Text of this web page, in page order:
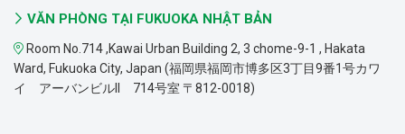
VĂN PHÒNG TẠI FUKUOKA NHẬT BẢN
Room No.714 ,Kawai Urban Building 2, 3 chome-9-1 , Hakata
Ward, Fukuoka City, Japan (福岡県福岡市博多区3丁目9番1号カワ
イ アーバンビルII 714号室 〒812-0018)